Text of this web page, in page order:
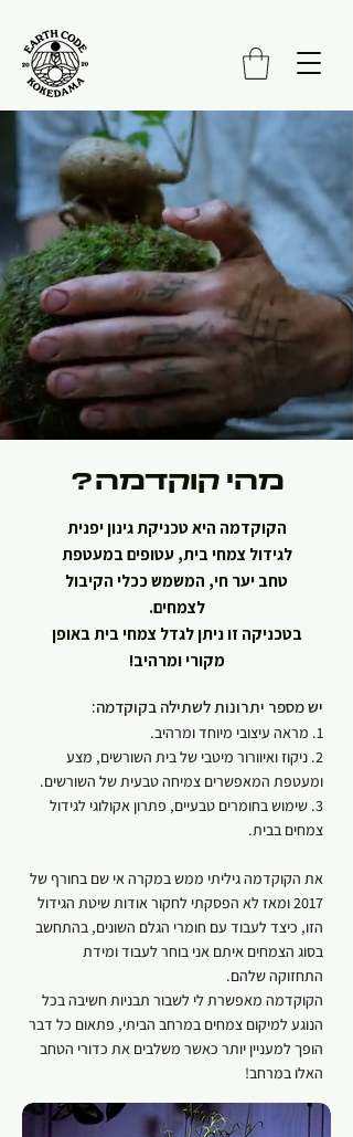
מהי קוקדמה?
הקוקדמה היא טכניקת גינון יפנית
לגידול צמחי בית, עטופים במעטפת
טחב יער חי, המשמש ככלי הקיבול
לצמחים.
בטכניקה זו ניתן לגדל צמחי בית באופן
מקורי ומרהיב!
יש מספר יתרונות לשתילה בקוקדמה:
1. מראה עיצובי מיוחד ומרהיב.
2. ניקוז ואיוורור מיטבי של בית השורשים, מצע
ומעטפת המאפשרים צמיחה טבעית של השורשים.
3. שימוש בחומרים טבעיים, פתרון אקולוגי לגידול
צמחים בבית.
את הקוקדמה גיליתי ממש במקרה אי שם בחורף של
2017 ומאז לא הפסקתי לחקור אודות שיטת הגידול
הזו, כיצד לעבוד עם חומרי הגלם השונים, בהתחשב
בסוג הצמחים איתם אני בוחר לעבוד ומידת
התחזוקה שלהם.
הקוקדמה מאפשרת לי לשבור תבניות חשיבה בכל
הנוגע למיקום צמחים במרחב הביתי, פתאום כל דבר
הופך למעניין יותר כאשר משלבים את כדורי הטחב
האלו במרחב!